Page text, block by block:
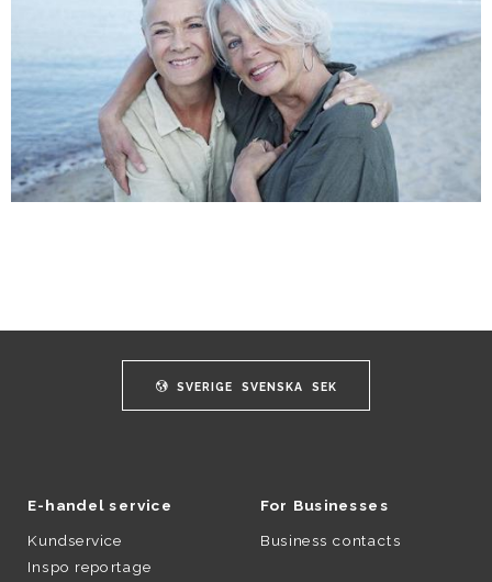
SVERIGE SVENSKA SEK
E-handel service
Kundservice
Inspo reportage
For Businesses
Business contacts